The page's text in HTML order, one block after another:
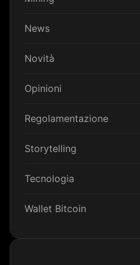
News
Novità
Opinioni
Regolamentazione
Storytelling
Tecnologia
Wallet Bitcoin